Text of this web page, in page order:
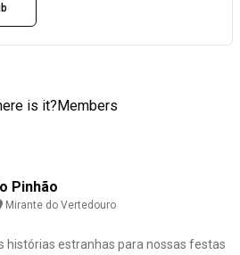
is it?Members
Pinhão
Mirante do Vertedouro
histórias estranhas para nossas festas